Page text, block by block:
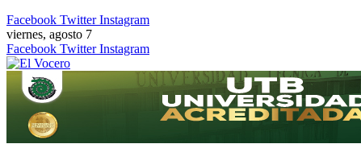
Facebook Twitter Instagram
viernes, agosto 7
Facebook Twitter Instagram